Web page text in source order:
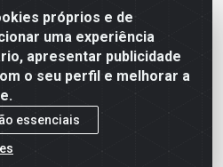
próprios e de
uma experiência
apresentar publicidade
o seu perfil e melhorar a
essenciais
LTDA - RODOVIA BR-
- Muribeca, Jaboatão dos
- CNPJ 08.305.623/0001-84